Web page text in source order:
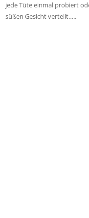
jede Tüte einmal probiert
süßen Gesicht verteilt…..